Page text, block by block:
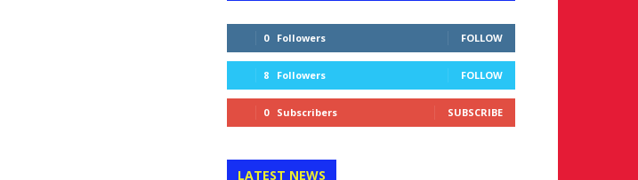
0 Followers FOLLOW
8 Followers FOLLOW
0 Subscribers SUBSCRIBE
LATEST NEWS